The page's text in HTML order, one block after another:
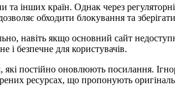
інших країн. Однак через
обходити блокування та
навіть якщо основний сайт
і безпечне для користувачів.
постійно оновлюють посилання.
ресурсах, що пропонують